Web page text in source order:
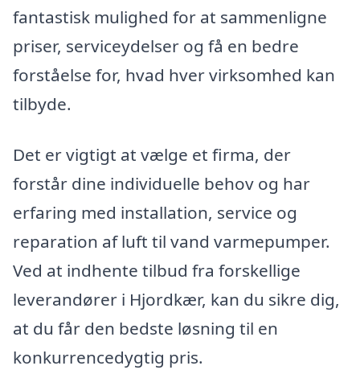
fantastisk mulighed for at sammenligne
priser, serviceydelser og få en bedre
forståelse for, hvad hver virksomhed kan
tilbyde.
Det er vigtigt at vælge et firma, der
forstår dine individuelle behov og har
erfaring med installation, service og
reparation af luft til vand varmepumper.
Ved at indhente tilbud fra forskellige
leverandører i Hjordkær, kan du sikre dig,
at du får den bedste løsning til en
konkurrencedygtig pris.